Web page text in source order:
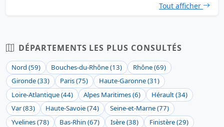
Tout afficher
DÉPARTEMENTS LES PLUS CONSULTÉS
Nord (59) Bouches-du-Rhône (13)
Rhône (69)
Gironde (33)
Paris (75)
Haute-Garonne (31)
Loire-Atlantique (44)
Alpes Maritimes (6)
Hérault (34)
Var (83)
Haute-Savoie (74)
Seine-et-Marne (77)
Yvelines (78)
Bas-Rhin (67) Isère (38) Finistère (29)